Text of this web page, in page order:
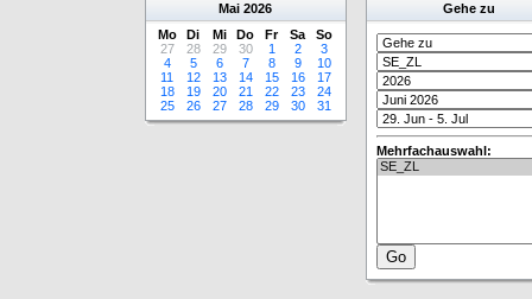
Mai 2026
Mo
Di Mi Do Fr Sa
So
27
28 29 30 1 2
3
4
5 6 7 8 9
10
11
12 13 14 15 16
17
18
19 20 21 22 23
24
25
26 27 28 29 30 31
Gehe zu
Mehrfachauswahl: